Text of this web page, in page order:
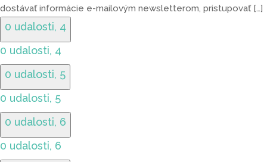
dostávať informácie e-mailovým newsletterom, pristupovať […]
0 udalosti, 4
0 udalosti, 4
0 udalosti, 5
0 udalosti, 5
0 udalosti, 6
0 udalosti, 6